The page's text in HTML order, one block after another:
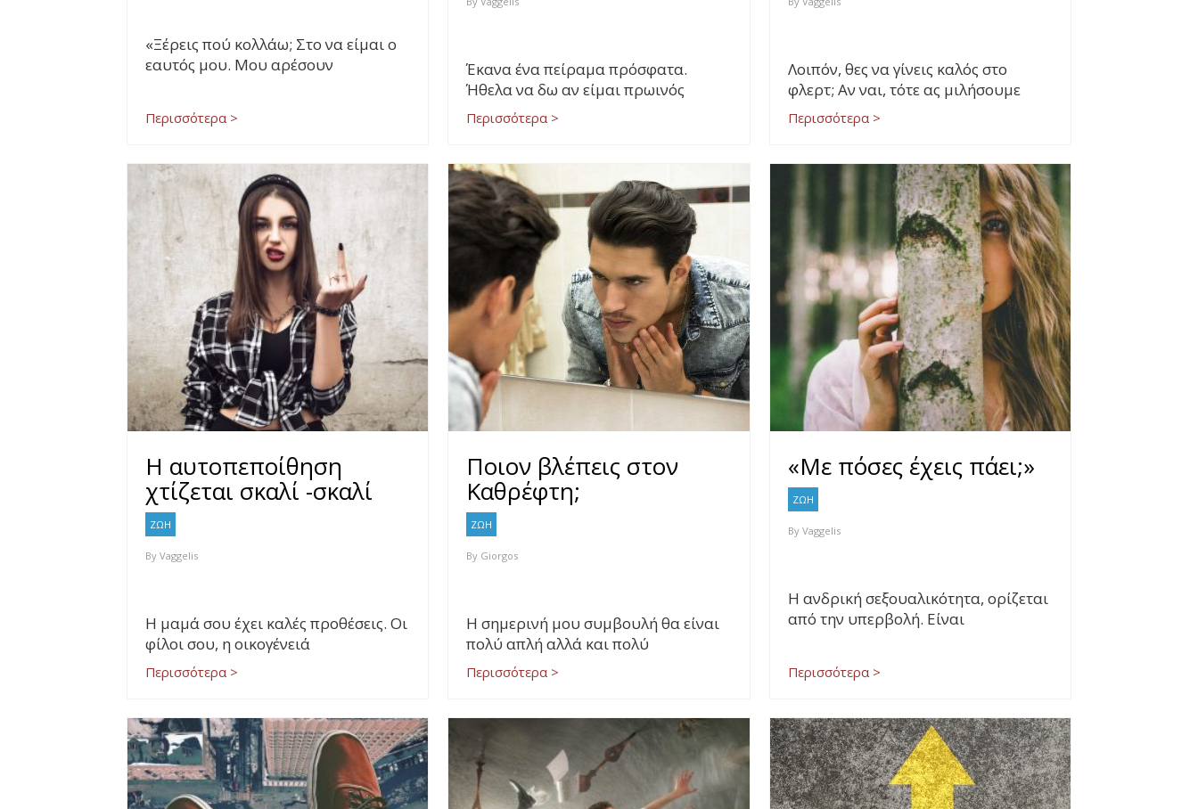
«Ξέρεις πού κολλάω; Στο να είμαι ο
εαυτός μου. Μου αρέσουν
Περισσότερα >
Έκανα ένα πείραμα πρόσφατα.
Ήθελα να δω αν είμαι πρωινός
Περισσότερα >
Λοιπόν, θες να γίνεις καλός στο
φλερτ; Αν ναι, τότε ας μιλήσουμε
Περισσότερα >
Η αυτοπεποίθηση
χτίζεται σκαλί -σκαλί
ΖΩΗ
By Vaggelis
Η μαμά σου έχει καλές προθέσεις. Οι
φίλοι σου, η οικογένειά
Περισσότερα >
Ποιον βλέπεις στον
Καθρέφτη;
ΖΩΗ
By Giorgos
Η σημερινή μου συμβουλή θα είναι
πολύ απλή αλλά και πολύ
Περισσότερα >
«Με πόσες έχεις πάει;»
ΖΩΗ
By Vaggelis
Η ανδρική σεξουαλικότητα, ορίζεται
από την υπερβολή. Είναι
Περισσότερα >